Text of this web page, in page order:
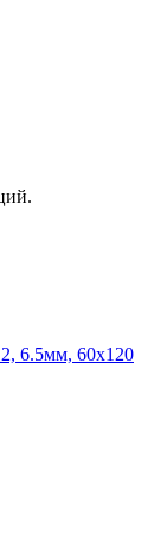
6.5мм, 60x120